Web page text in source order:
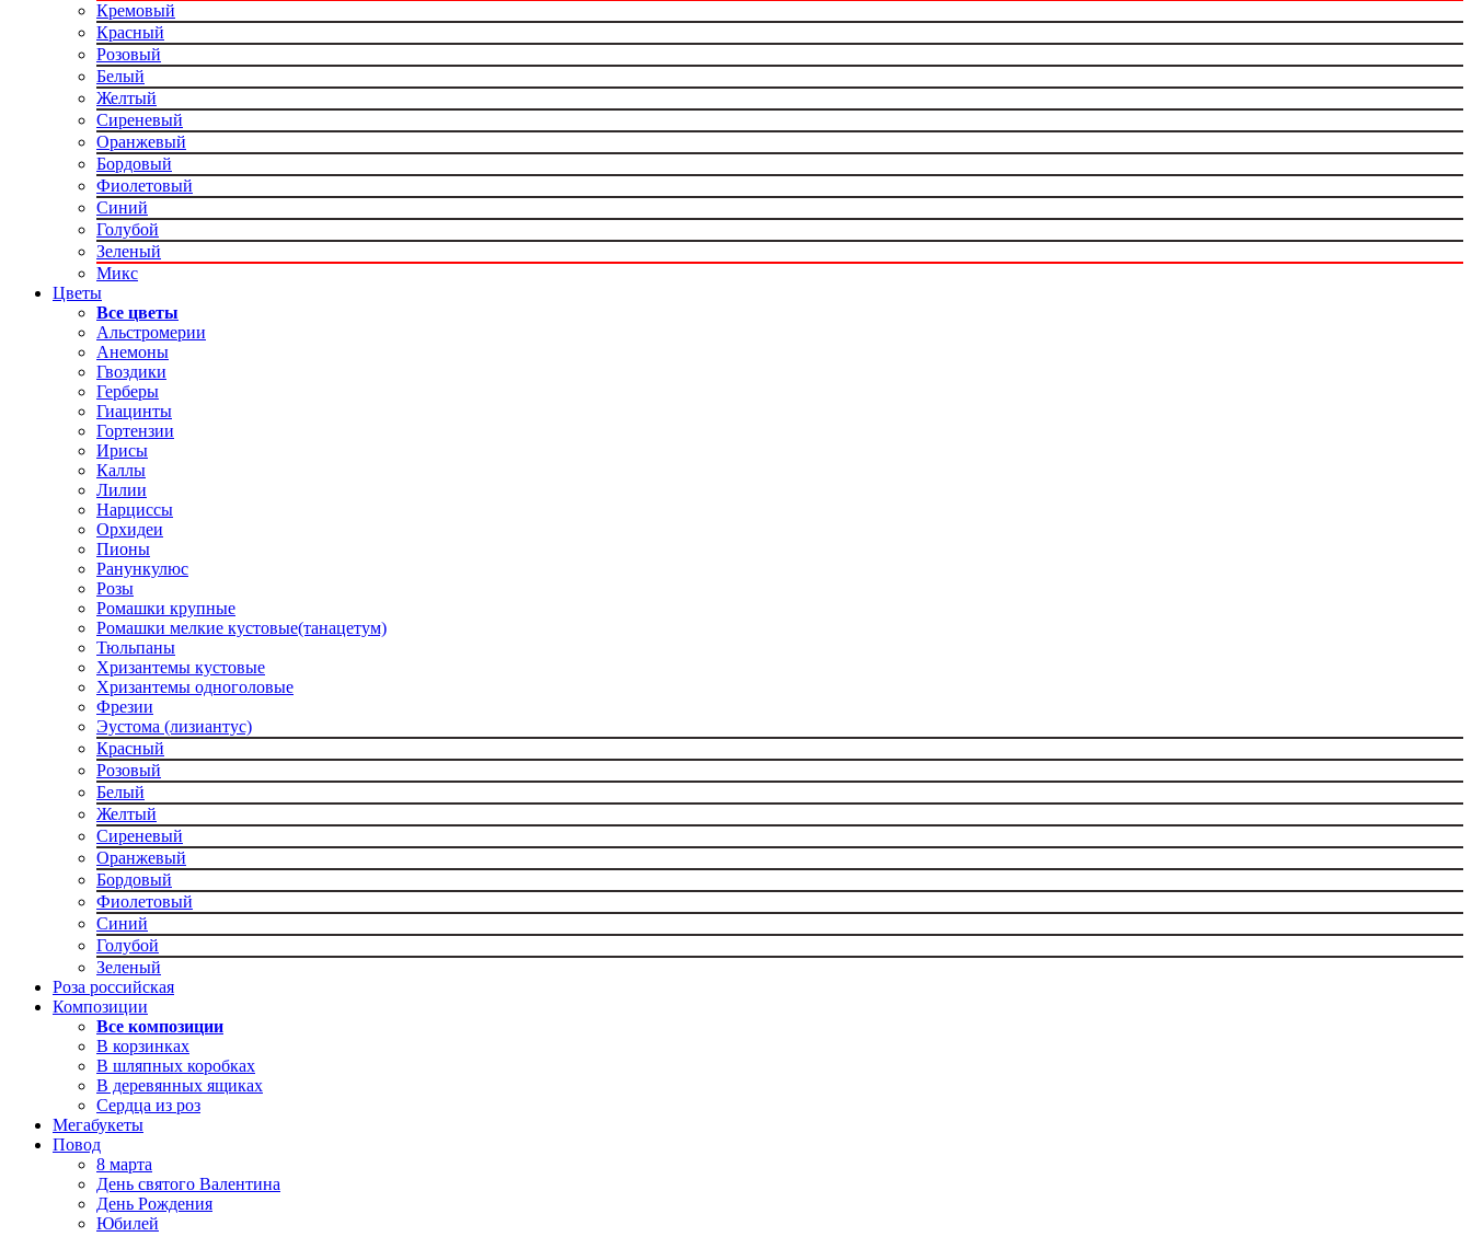
Кремовый
Красный
Розовый
Белый
Желтый
Сиреневый
Оранжевый
Бордовый
Фиолетовый
Синий
Голубой
Зеленый
Микс
Цветы
Все цветы
Альстромерии
Анемоны
Гвоздики
Герберы
Гиацинты
Гортензии
Ирисы
Каллы
Лилии
Нарциссы
Орхидеи
Пионы
Ранункулюс
Розы
Ромашки крупные
Ромашки мелкие кустовые(танацетум)
Тюльпаны
Хризантемы кустовые
Хризантемы одноголовые
Фрезии
Эустома (лизиантус)
Красный
Розовый
Белый
Желтый
Сиреневый
Оранжевый
Бордовый
Фиолетовый
Синий
Голубой
Зеленый
Роза российская
Композиции
Все композиции
В корзинках
В шляпных коробках
В деревянных ящиках
Сердца из роз
Мегабукеты
Повод
8 марта
День святого Валентина
День Рождения
Юбилей